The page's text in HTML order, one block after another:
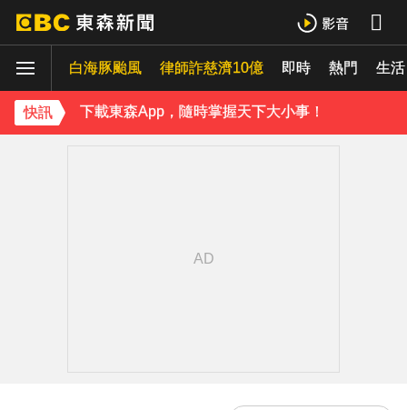
白海豚颱風 律師詐慈濟10億 即時 熱門 生活
快訊
《理財達人秀》X 安聯投信免費講座報名中！搶先卡位 2027
下載東森App，隨時掌握天下大小事！